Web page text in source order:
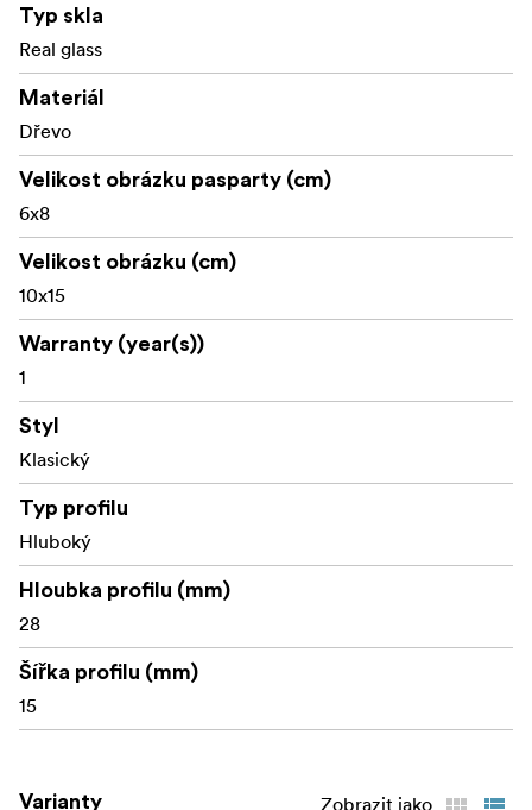
Typ skla
Real glass
Materiál
Dřevo
Velikost obrázku pasparty (cm)
6x8
Velikost obrázku (cm)
10x15
Warranty (year(s))
1
Styl
Klasický
Typ profilu
Hluboký
Hloubka profilu (mm)
28
Šířka profilu (mm)
15
Varianty Zobrazit jako